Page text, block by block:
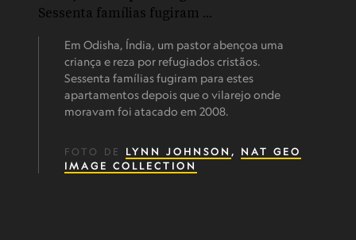
Em Odisha, Índia, um pastor abençoa uma
criança e reza por refugiados cristãos.
Sessenta famílias fugiram para estes
apartamentos depois que o vilarejo onde
moravam foi atacado em 2008.
FOTO DE LYNN JOHNSON , NAT GEO
IMAGE COLLECTION